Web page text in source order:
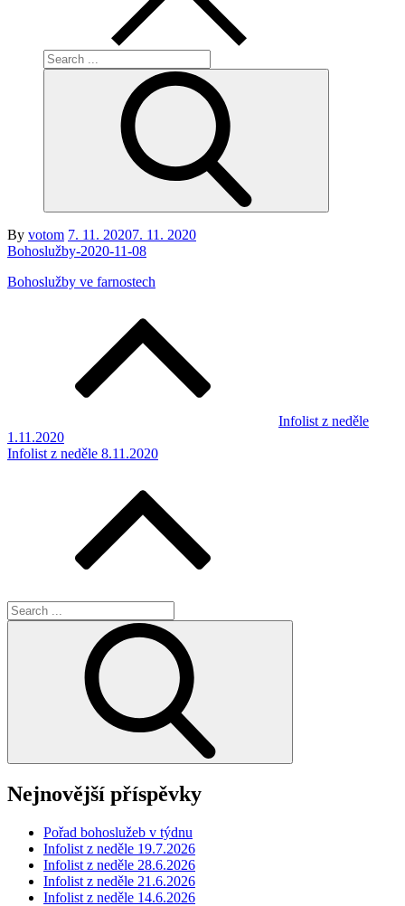
Search
for:
By votomPosted
on
7. 11. 20207. 11. 2020
Bohoslužby-2020-11-08
Bohoslužby ve farnostech
Infolist z neděle
1.11.2020
Infolist z neděle 8.11.2020
Search
for:
Nejnovější příspěvky
Pořad bohoslužeb v týdnu
Infolist z neděle 19.7.2026
Infolist z neděle 28.6.2026
Infolist z neděle 21.6.2026
Infolist z neděle 14.6.2026